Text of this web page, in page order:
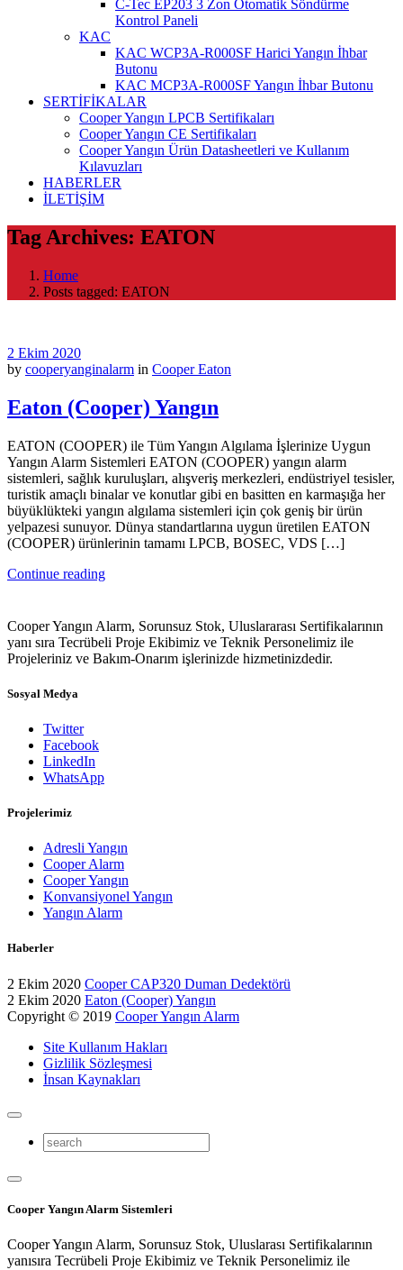
C-Tec EP203 3 Zon Otomatik Söndürme
Kontrol Paneli
KAC
KAC WCP3A-R000SF Harici Yangın İhbar
Butonu
KAC MCP3A-R000SF Yangın İhbar Butonu
SERTİFİKALAR
Cooper Yangın LPCB Sertifikaları
Cooper Yangın CE Sertifikaları
Cooper Yangın Ürün Datasheetleri ve Kullanım
Kılavuzları
HABERLER
İLETİŞİM
Tag Archives: EATON
Home
Posts tagged: EATON
2 Ekim 2020
by cooperyanginalarm in Cooper Eaton
Eaton (Cooper) Yangın
EATON (COOPER) ile Tüm Yangın Algılama İşlerinize Uygun
Yangın Alarm Sistemleri EATON (COOPER) yangın alarm
sistemleri, sağlık kuruluşları, alışveriş merkezleri, endüstriyel tesisler,
turistik amaçlı binalar ve konutlar gibi en basitten en karmaşığa her
büyüklükteki yangın algılama sistemleri için çok geniş bir ürün
yelpazesi sunuyor. Dünya standartlarına uygun üretilen EATON
(COOPER) ürünlerinin tamamı LPCB, BOSEC, VDS […]
Continue reading
Cooper Yangın Alarm, Sorunsuz Stok, Uluslararası Sertifikalarının
yanı sıra Tecrübeli Proje Ekibimiz ve Teknik Personelimiz ile
Projeleriniz ve Bakım-Onarım işlerinizde hizmetinizdedir.
Sosyal Medya
Twitter
Facebook
LinkedIn
WhatsApp
Projelerimiz
Adresli Yangın
Cooper Alarm
Cooper Yangın
Konvansiyonel Yangın
Yangın Alarm
Haberler
2 Ekim 2020 Cooper CAP320 Duman Dedektörü
2 Ekim 2020 Eaton (Cooper) Yangın
Copyright © 2019 Cooper Yangın Alarm
Site Kullanım Hakları
Gizlilik Sözleşmesi
İnsan Kaynakları
Cooper Yangın Alarm Sistemleri
Cooper Yangın Alarm, Sorunsuz Stok, Uluslarası Sertifikalarının
yanısıra Tecrübeli Proje Ekibimiz ve Teknik Personelimiz ile